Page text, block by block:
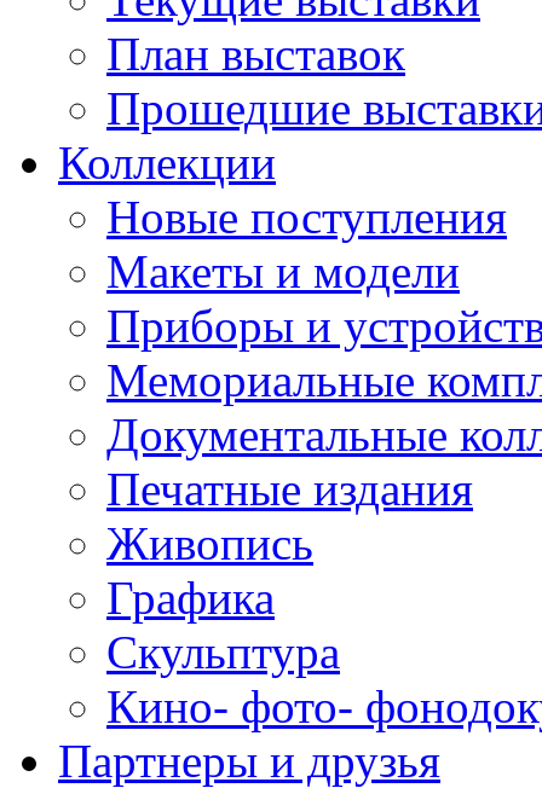
План выставок
Прошедшие
Коллекции
Новые поступления
Макеты и модели
Приборы и
Мемориальные
Документальные
Печатные издания
Живопись
Графика
Скульптура
Кино- фото-
Партнеры и друзья